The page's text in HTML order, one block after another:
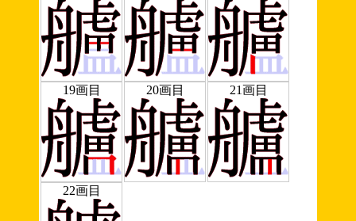
19画目 20画目 21画目
22画目